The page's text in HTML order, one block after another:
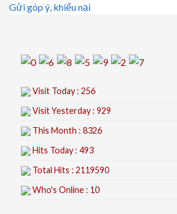
Gửi góp ý, khiếu nại
Visit Today : 256
Visit Yesterday : 929
This Month : 8326
Hits Today : 493
Total Hits : 2119590
Who's Online : 10